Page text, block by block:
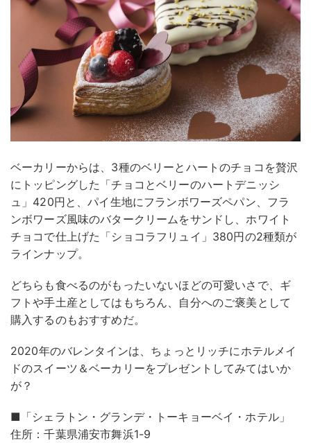
ベーカリーからは、3種のベリーとハートのチョコを贅沢
にトッピングした「チョコとベリーのハートデニッシ
ュ」420円と、パイ生地にフランボワーズペパン、フラ
ンボワーズ風味のバタークリームをサンドし、ホワイト
チョコで仕上げた「ショコラフリュイ」380円の2種類が
ラインナップ。
どちらも食べるのがもったいないほどの可愛いさで、ギ
フトや手土産としてはもちろん、自分へのご褒美として
購入するのもおすすめだ。
2020年のバレンタインは、ちょっとリッチにホテルメイ
ドのスイーツ＆ベーカリーをプレゼントしてみてはいか
が？
■「シェラトン・グランデ・トーキョーベイ・ホテル」
住所：千葉県浦安市舞浜1-9